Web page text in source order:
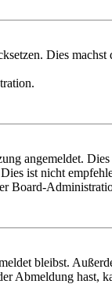
Dies
angemeldet.
ist nicht
Board-
bleibst.
Abmeldung hast,